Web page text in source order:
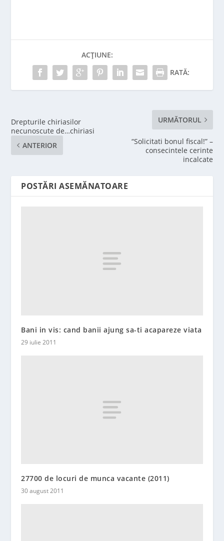
ACȚIUNE:
RATĂ:
Drepturile chiriasilor
necunoscute de…chiriasi
ANTERIOR
URMĂTORUL
“Solicitati bonul fiscal!” –
consecintele cerinte
incalcate
POSTĂRI ASEMĂNATOARE
Bani in vis: cand banii ajung sa-ti acapareze viata
29 iulie 2011
27700 de locuri de munca vacante (2011)
30 august 2011